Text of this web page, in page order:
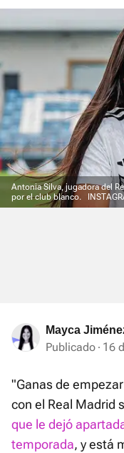
Antonia Silva, jugadora del
por el club blanco.
Mayca
Publicado 16
"Ganas de
con el Real Madrid
que le dejó
temporada, y está